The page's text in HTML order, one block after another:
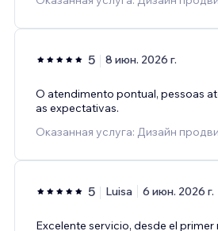
5 8 июн. 2026 г.
O atendimento pontual, pessoas
as expectativas.
Оказанная услуга: Дизайн
5 Luisa 6 июн. 2026 г.
Excelente servicio, desde el